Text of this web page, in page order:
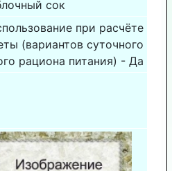
сок
при расчёте
(вариантов суточного
рациона питания) - Да